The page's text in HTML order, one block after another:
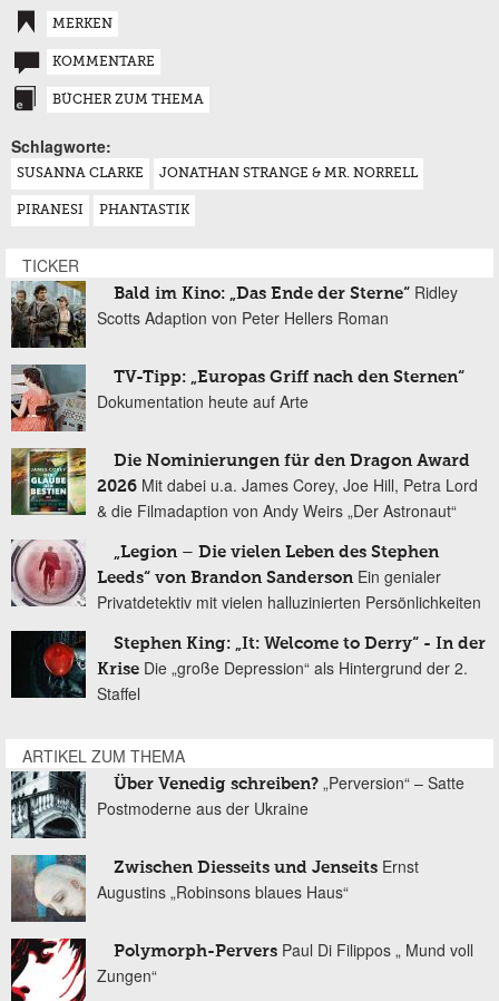
MERKEN
KOMMENTARE
BÜCHER ZUM THEMA
Schlagworte:
SUSANNA CLARKE JONATHAN STRANGE & MR. NORRELL
PIRANESI PHANTASTIK
TICKER
Bald im Kino: „Das Ende der Sterne“ Ridley
Scotts Adaption von Peter Hellers Roman
TV-Tipp: „Europas Griff nach den Sternen“
Dokumentation heute auf Arte
Die Nominierungen für den Dragon Award
2026 Mit dabei u.a. James Corey, Joe Hill, Petra Lord
& die Filmadaption von Andy Weirs „Der Astronaut“
„Legion – Die vielen Leben des Stephen
Leeds“ von Brandon Sanderson Ein genialer
Privatdetektiv mit vielen halluzinierten Persönlichkeiten
Stephen King: „It: Welcome to Derry“ - In der
Krise Die „große Depression“ als Hintergrund der 2.
Staffel
ARTIKEL ZUM THEMA
Über Venedig schreiben? „Perversion“ – Satte
Postmoderne aus der Ukraine
Zwischen Diesseits und Jenseits Ernst
Augustins „Robinsons blaues Haus“
Polymorph-Pervers Paul Di Filippos „ Mund voll
Zungen“